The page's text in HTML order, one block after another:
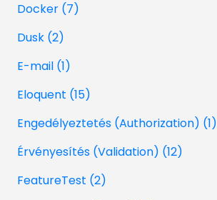
Docker (7)
Dusk (2)
E-mail (1)
Eloquent (15)
Engedélyeztetés (Authorization) (1)
Érvényesítés (Validation) (12)
FeatureTest (2)